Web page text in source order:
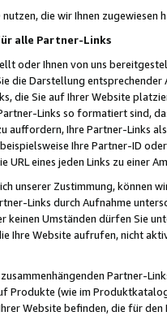
die wir Ihnen zugewiesen
alle Partner-Links
oder Ihnen von uns
die Darstellung
die Sie auf Ihrer Website
Links so formatiert sind,
auffordern, Ihre Partner-Links
Ihre Partner-ID
URL eines jeden Links zu einer
unserer Zustimmung, können
Links durch Aufnahme
keinen Umständen dürfen Sie
Ihre Website aufrufen, nicht
Partner-
Produkte (wie im
Website befinden, die für